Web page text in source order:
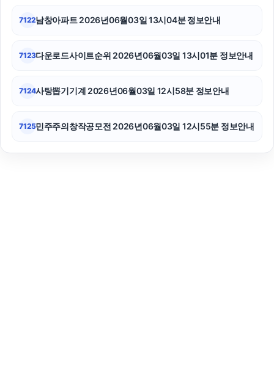
7122남창아파트 2026년06월03일 13시04분 정보안내
7123다운로드사이트순위 2026년06월03일 13시01분 정보안내
7124사탕뽑기기계 2026년06월03일 12시58분 정보안내
7125민주주의창작공모전 2026년06월03일 12시55분 정보안내